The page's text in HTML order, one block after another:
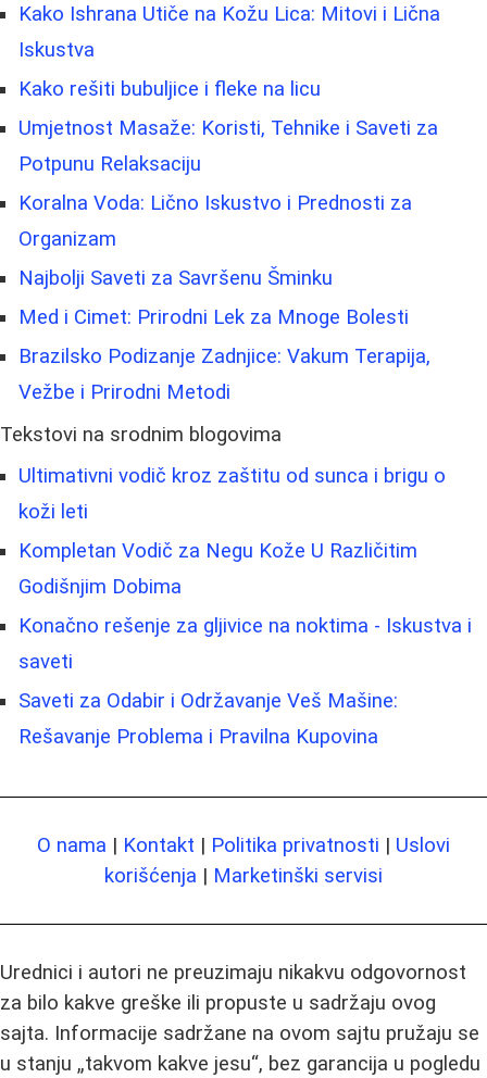
Kako Ishrana Utiče na Kožu Lica: Mitovi i Lična
Iskustva
Kako rešiti bubuljice i fleke na licu
Umjetnost Masaže: Koristi, Tehnike i Saveti za
Potpunu Relaksaciju
Koralna Voda: Lično Iskustvo i Prednosti za
Organizam
Najbolji Saveti za Savršenu Šminku
Med i Cimet: Prirodni Lek za Mnoge Bolesti
Brazilsko Podizanje Zadnjice: Vakum Terapija,
Vežbe i Prirodni Metodi
Tekstovi na srodnim blogovima
Ultimativni vodič kroz zaštitu od sunca i brigu o
koži leti
Kompletan Vodič za Negu Kože U Različitim
Godišnjim Dobima
Konačno rešenje za gljivice na noktima - Iskustva i
saveti
Saveti za Odabir i Održavanje Veš Mašine:
Rešavanje Problema i Pravilna Kupovina
O nama | Kontakt | Politika privatnosti | Uslovi
korišćenja | Marketinški servisi
Urednici i autori ne preuzimaju nikakvu odgovornost
za bilo kakve greške ili propuste u sadržaju ovog
sajta. Informacije sadržane na ovom sajtu pružaju se
u stanju „takvom kakve jesu“, bez garancija u pogledu